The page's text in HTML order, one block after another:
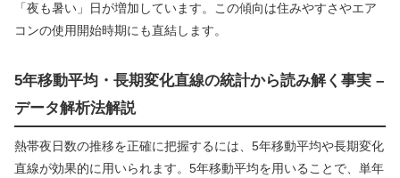
「夜も暑い」日が増加しています。この傾向は住みやすさやエア
コンの使用開始時期にも直結します。
5年移動平均・長期変化直線の統計から読み解く事実 –
データ解析法解説
熱帯夜日数の推移を正確に把握するには、5年移動平均や長期変化
直線が効果的に用いられます。5年移動平均を用いることで、単年